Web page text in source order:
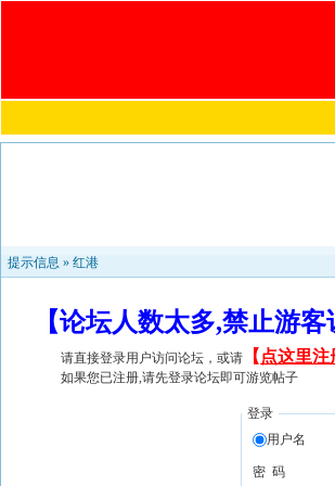
提示信息 » 红港
【论坛人数太多,禁止游
请直接登录用户访问论坛，或请 【 点这里注
如果您已注册,请先登录论坛即可游览帖子
登录
用户名
密 码